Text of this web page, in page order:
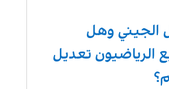
الجيني وهل
الرياضيون تعديل